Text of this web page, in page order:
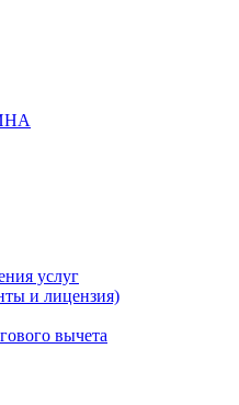
услуг
и лицензия)
вычета